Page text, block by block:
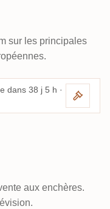
sur les principales
dans 38 j 5 h ·
aux enchères.